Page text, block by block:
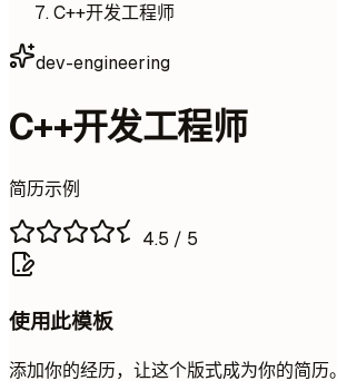
C++开发工程师
dev-engineering
C++开发工程师
简历示例
4.5 / 5
使用此模板
添加你的经历，让这个版式成为你的简历。